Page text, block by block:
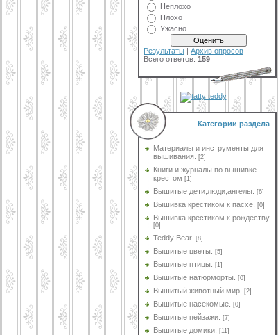
Неплохо
Плохо
Ужасно
Результаты | Архив опросов
Всего ответов: 159
Категории раздела
Материалы и инструменты для
вышивания.
[2]
Книги и журналы по вышивке
крестом [1]
Вышитые дети,люди,ангелы. [6]
Вышивка крестиком к пасхе. [0]
Вышивка крестиком к рождеству.
[0]
Teddy Bear. [8]
Вышитые цветы. [5]
Вышитые птицы. [1]
Вышитые натюрморты. [0]
Вышитый животный мир. [2]
Вышитые насекомые. [0]
Вышитые пейзажи. [7]
Вышитые домики. [11]